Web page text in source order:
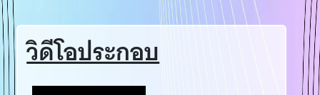
วิดีโอประกอบ